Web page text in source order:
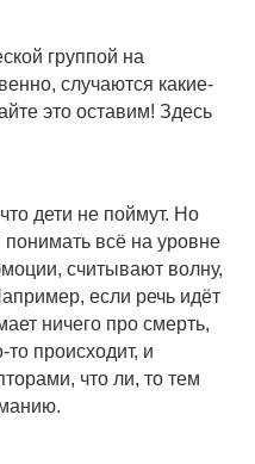
группой на
случаются какие-
это оставим! Здесь
дети не поймут. Но
всё на уровне
считывают волну,
если речь идёт
ничего про смерть,
то происходит, и
что ли, то тем